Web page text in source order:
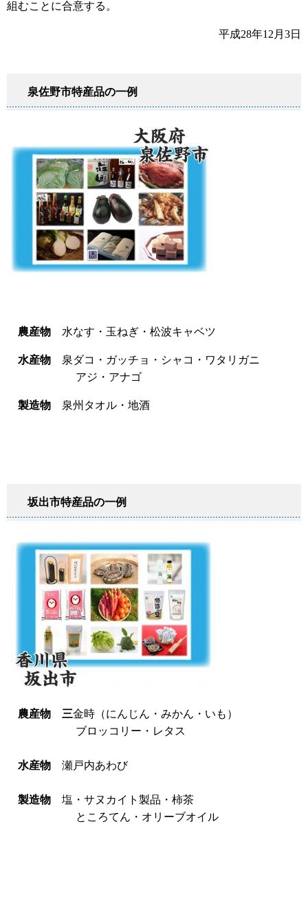
組むことに合意する。
平成28年12月3日
泉佐野市特産品の一例
農産物 水なす・玉ねぎ・松波キャベツ
水産物 泉ダコ・ガッチョ・シャコ・ワタリガニ
アジ・アナゴ
製造物 泉州タオル・地酒
坂出市特産品の一例
農産物 三金時（にんじん・みかん・いも）
ブロッコリー・レタス
水産物 瀬戸内あわび
製造物 塩・サヌカイト製品・柿茶
ところてん・オリーブオイル